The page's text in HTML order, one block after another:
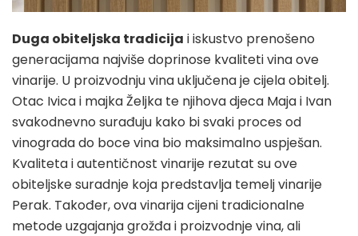
Duga obiteljska tradicija i iskustvo prenošeno
generacijama najviše doprinose kvaliteti vina ove
vinarije. U proizvodnju vina uključena je cijela obitelj.
Otac Ivica i majka Željka te njihova djeca Maja i Ivan
svakodnevno surađuju kako bi svaki proces od
vinograda do boce vina bio maksimalno uspješan.
Kvaliteta i autentičnost vinarije rezutat su ove
obiteljske suradnje koja predstavlja temelj vinarije
Perak. Također, ova vinarija cijeni tradicionalne
metode uzgajanja grožđa i proizvodnje vina, ali